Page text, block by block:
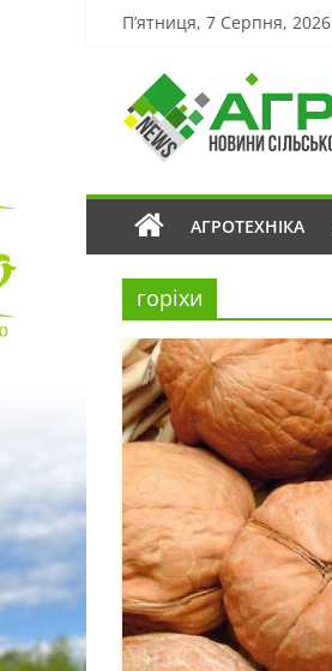
П’ятниця, 7 Серпня, 2026
АГРОТЕХНІКА
горіхи